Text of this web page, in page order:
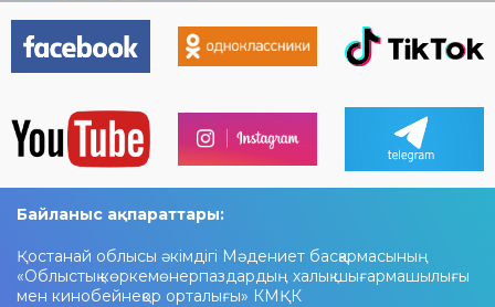
Байланыс ақпараттары:
Қостанай облысы әкімдігі Мәдениет басқармасының
«Облыстық көркемөнерпаздардың халық шығармашылығы
мен кинобейнеқор орталығы» КМҚК